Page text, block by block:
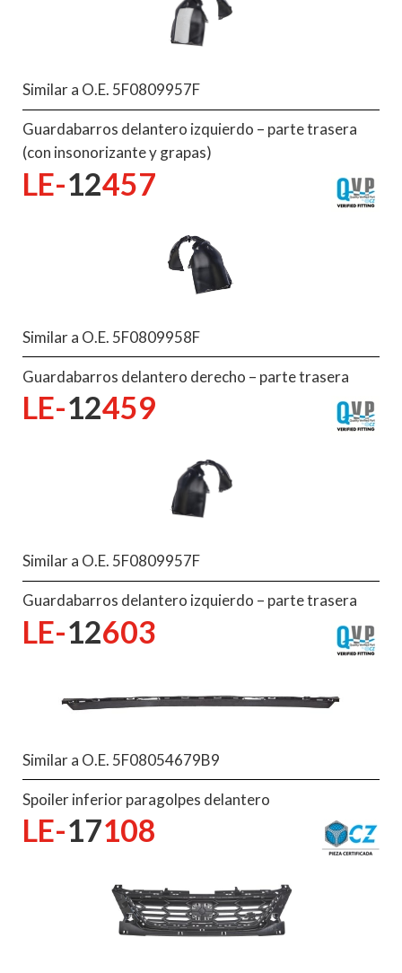
Similar a O.E. 5F0809957F
Guardabarros delantero izquierdo – parte trasera
(con insonorizante y grapas)
LE-12457
Similar a O.E. 5F0809958F
Guardabarros delantero derecho – parte trasera
LE-12459
Similar a O.E. 5F0809957F
Guardabarros delantero izquierdo – parte trasera
LE-12603
Similar a O.E. 5F08054679B9
Spoiler inferior paragolpes delantero
LE-17108